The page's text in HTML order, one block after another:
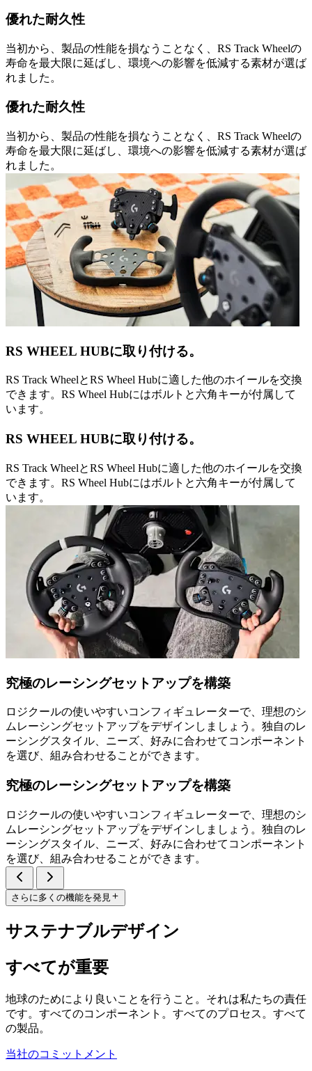
優れた耐久性
当初から、製品の性能を損なうことなく、RS Track Wheelの
寿命を最大限に延ばし、環境への影響を低減する素材が選ば
れました。
優れた耐久性
当初から、製品の性能を損なうことなく、RS Track Wheelの
寿命を最大限に延ばし、環境への影響を低減する素材が選ば
れました。
RS WHEEL HUBに取り付ける。
RS Track WheelとRS Wheel Hubに適した他のホイールを交換
できます。RS Wheel Hubにはボルトと六角キーが付属して
います。
RS WHEEL HUBに取り付ける。
RS Track WheelとRS Wheel Hubに適した他のホイールを交換
できます。RS Wheel Hubにはボルトと六角キーが付属して
います。
究極のレーシングセットアップを構築
ロジクールの使いやすいコンフィギュレーターで、理想のシ
ムレーシングセットアップをデザインしましょう。独自のレ
ーシングスタイル、ニーズ、好みに合わせてコンポーネント
を選び、組み合わせることができます。
究極のレーシングセットアップを構築
ロジクールの使いやすいコンフィギュレーターで、理想のシ
ムレーシングセットアップをデザインしましょう。独自のレ
ーシングスタイル、ニーズ、好みに合わせてコンポーネント
を選び、組み合わせることができます。
さらに多くの機能を発見
サステナブルデザイン
すべてが重要
地球のためにより良いことを行うこと。それは私たちの責任
です。すべてのコンポーネント。すべてのプロセス。すべて
の製品。
当社のコミットメント